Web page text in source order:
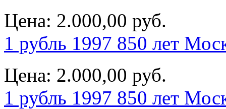
Цена: 2.000,00 руб.
1 рубль 1997 850 лет
Цена: 2.000,00 руб.
1 рубль 1997 850 лет